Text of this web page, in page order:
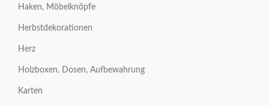
Haken, Möbelknöpfe
Herbstdekorationen
Herz
Holzboxen, Dosen, Aufbewahrung
Karten